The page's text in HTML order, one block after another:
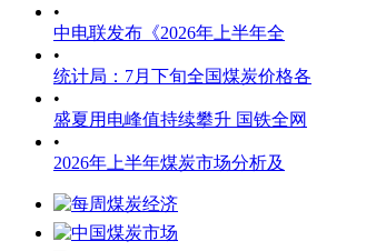
•
中电联发布《2026年上半年全
•
统计局：7月下旬全国煤炭价格各
•
盛夏用电峰值持续攀升 国铁全网
•
2026年上半年煤炭市场分析及